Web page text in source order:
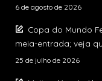
6 de agosto de 2026
Copa do Mundo
meia-entrada; veja
25 de julho de 2026